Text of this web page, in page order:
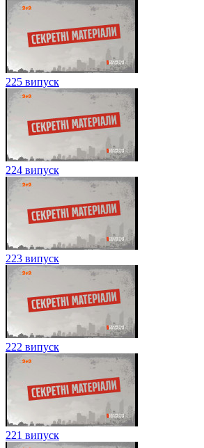
225 випуск
224 випуск
223 випуск
222 випуск
221 випуск